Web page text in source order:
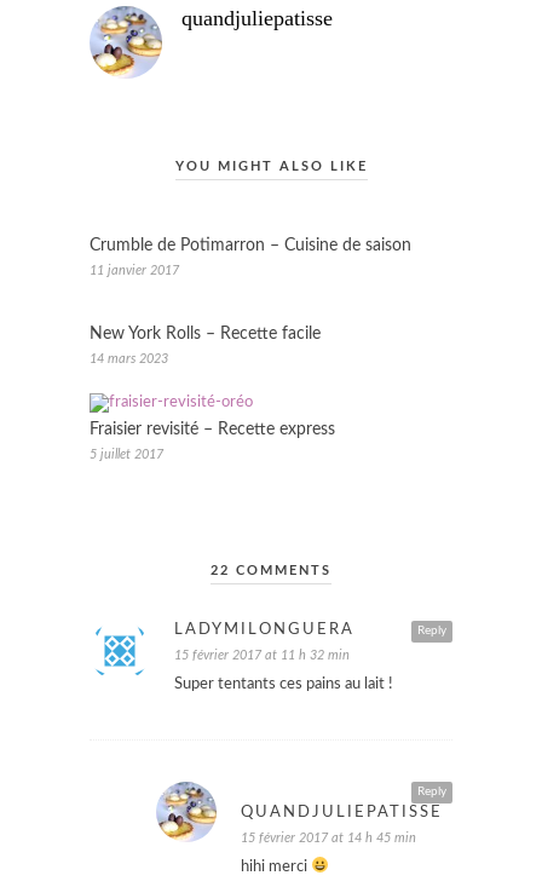
quandjuliepatisse
YOU MIGHT ALSO LIKE
Crumble de Potimarron – Cuisine de saison
11 janvier 2017
New York Rolls – Recette facile
14 mars 2023
Fraisier revisité – Recette express
5 juillet 2017
22 COMMENTS
Reply
LADYMILONGUERA
15 février 2017 at 11 h 32 min
Super tentants ces pains au lait !
Reply
QUANDJULIEPATISSE
15 février 2017 at 14 h 45 min
hihi merci